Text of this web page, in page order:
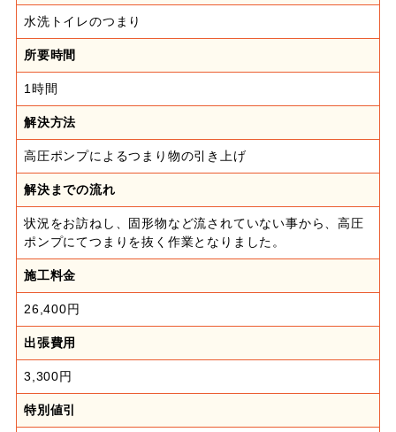
水洗トイレのつまり
所要時間
1時間
解決方法
高圧ポンプによるつまり物の引き上げ
解決までの流れ
状況をお訪ねし、固形物など流されていない事から、高圧
ポンプにてつまりを抜く作業となりました。
施工料金
26,400円
出張費用
3,300円
特別値引